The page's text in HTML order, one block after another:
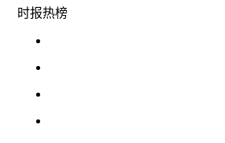
时报热榜